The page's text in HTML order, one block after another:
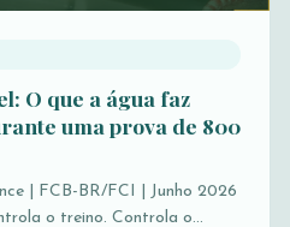
O que a água faz
uma prova de 800
| FCB-BR/FCI | Junho 2026
o treino. Controla o…